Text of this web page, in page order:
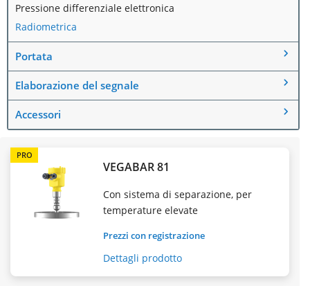
Pressione differenziale elettronica
Radiometrica
Portata
Elaborazione del segnale
Accessori
PRO
VEGABAR 81
Con sistema di separazione, per
temperature elevate
Prezzi con registrazione
Dettagli prodotto